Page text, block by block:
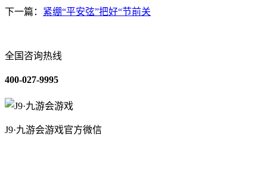
下一篇： 紧绷“平安弦”把好“节前关
全国咨询热线
400-027-9995
J9·九游会游戏官方微信